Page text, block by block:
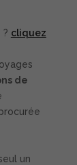
? cliquez
de
un